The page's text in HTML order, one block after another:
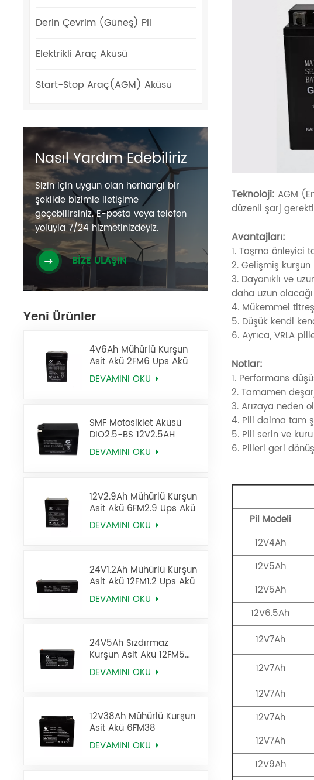
Derin Çevrim (Güneş) Pil
Elektrikli Araç Aküsü
Start-Stop Araç(AGM) Aküsü
Nasıl Yardım Edebiliriz
Sizin için uygun olan herhangi bir
şekilde bizimle iletişime
geçebilirsiniz. E-posta veya telefon
yoluyla 7/24 hizmetinizdeyiz.
BİZE ULAŞIN
Yeni Ürünler
4V6Ah Mühürlü Kurşun
Asit Akü 2FM6 Ups Akü
DEVAMINI OKU
SMF Motosiklet Aküsü
DIO2.5-BS 12V2.5AH
DEVAMINI OKU
12V2.9Ah Mühürlü Kurşun
Asit Akü 6FM2.9 Ups Akü
DEVAMINI OKU
24V1.2Ah Mühürlü Kurşun
Asit Akü 12FM1.2 Ups Akü
DEVAMINI OKU
24V5Ah Sızdırmaz
Kurşun Asit Akü 12FM5
UPS Aküsü
DEVAMINI OKU
12V38Ah Mühürlü Kurşun
Asit Akü 6FM38
DEVAMINI OKU
Teknoloji: AGM
düzenli şarj
Avantajları:
1. Taşma önleyici
2. Gelişmiş
3. Dayanıklı ve
daha uzun
4. Mükemmel
5. Düşük kendi
6. Ayrıca, VRLA
Notlar:
1. Performans
2. Tamamen
3. Arızaya neden
4. Pili daima tam
5. Pili serin ve
6. Pilleri geri
Pil Modeli
12V4Ah
12V5Ah
12V5Ah
12V6.5Ah
12V7Ah
12V7Ah
12V7Ah
12V7Ah
12V7Ah
12V9Ah